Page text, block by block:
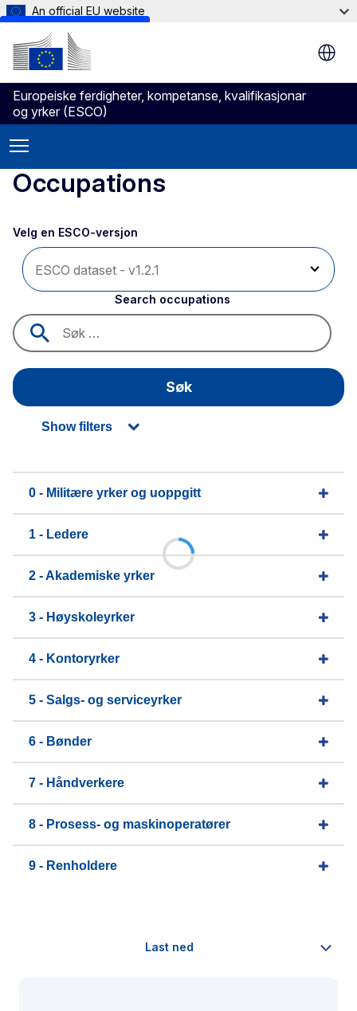
Skip to main content
An official EU website
Europeiske ferdigheter, kompetanse, kvalifikasjonar
og yrker (ESCO)
Occupations
Velg en ESCO-versjon
Search occupations
Søk
Show filters
0 - Militære yrker og uoppgitt
1 - Ledere
2 - Akademiske yrker
3 - Høyskoleyrker
4 - Kontoryrker
5 - Salgs- og serviceyrker
6 - Bønder
7 - Håndverkere
8 - Prosess- og maskinoperatører
9 - Renholdere